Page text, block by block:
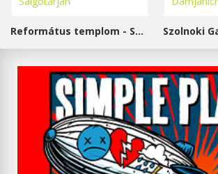
Református templom - Salgótarján